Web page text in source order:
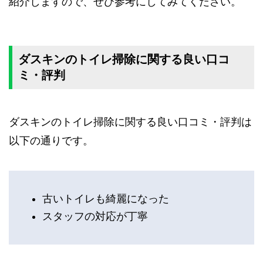
ダスキンのトイレ掃除に関する良い口コ
ミ・評判
ダスキンのトイレ掃除に関する良い口コミ・評判は
以下の通りです。
古いトイレも綺麗になった
スタッフの対応が丁寧